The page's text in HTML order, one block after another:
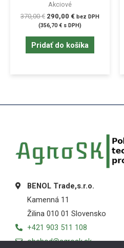
Akciové
370,00€ 290,00 € bez DPH
(356,70€ s DPH)
Pridať do košíka
BENOL Trade,s.r.o.
Kamenná 11
Žilina 010 01 Slovensko
+421 903 511 108
obchod@agrosk.sk